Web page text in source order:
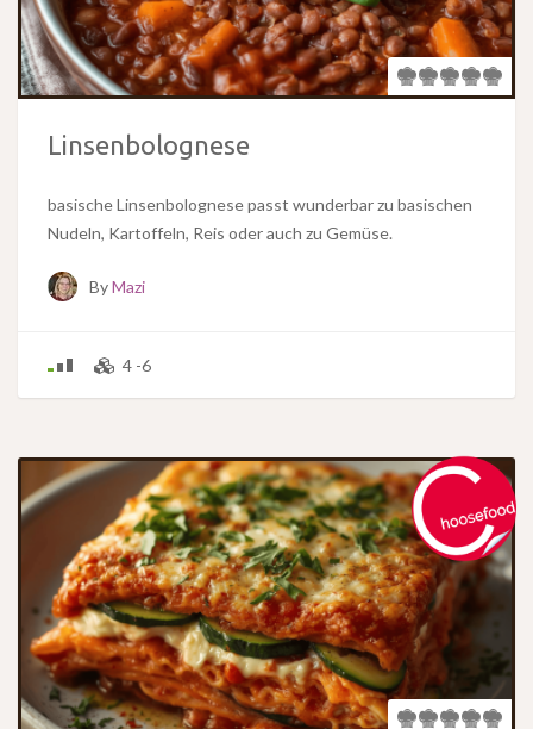
Linsenbolognese
basische Linsenbolognese passt wunderbar zu basischen
Nudeln, Kartoffeln, Reis oder auch zu Gemüse.
ByMazi
4 -6